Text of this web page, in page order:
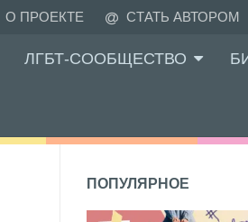
О ПРОЕКТЕ СТАТЬ АВТОРОМ
ЛГБТ-СООБЩЕСТВО
ПОПУЛЯРНОЕ